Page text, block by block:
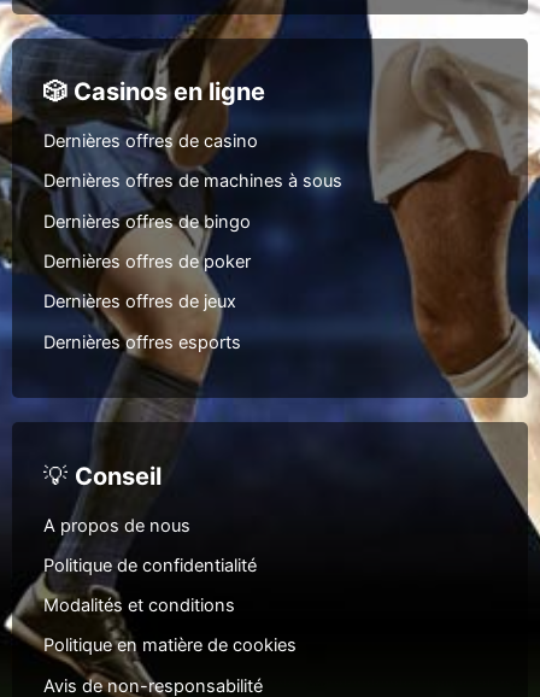
🎲 Casinos en ligne
Dernières offres de casino
Dernières offres de machines à sous
Dernières offres de bingo
Dernières offres de poker
Dernières offres de jeux
Dernières offres esports
💡 Conseil
A propos de nous
Politique de confidentialité
Modalités et conditions
Politique en matière de cookies
Avis de non-responsabilité